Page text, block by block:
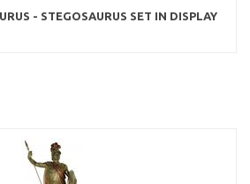
- STEGOSAURUS SET IN DISPLAY